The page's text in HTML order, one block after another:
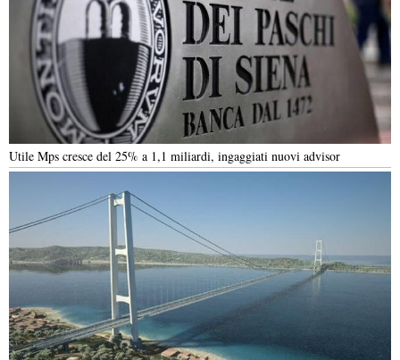
Utile Mps cresce del 25% a 1,1 miliardi, ingaggiati nuovi advisor